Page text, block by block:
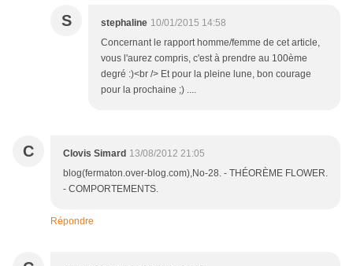
S stephaline 10/01/2015 14:58
Concernant le rapport homme/femme de cet article,
vous l'aurez compris, c'est à prendre au 100ème
degré :)<br /> Et pour la pleine lune, bon courage
pour la prochaine ;) ....
C Clovis Simard 13/08/2012 21:05
blog(fermaton.over-blog.com),No-28. - THÉORÈME FLOWER.
- COMPORTEMENTS.
Répondre